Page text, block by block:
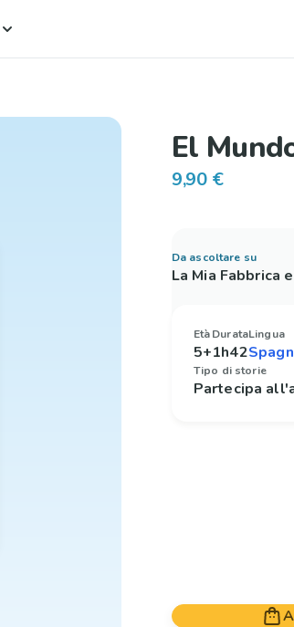
El
9,90 €
Da ascoltare su
La Mia Fabbrica
Età
5+
Durata
1h42
Lingua
Tipo di storie
Partecipa